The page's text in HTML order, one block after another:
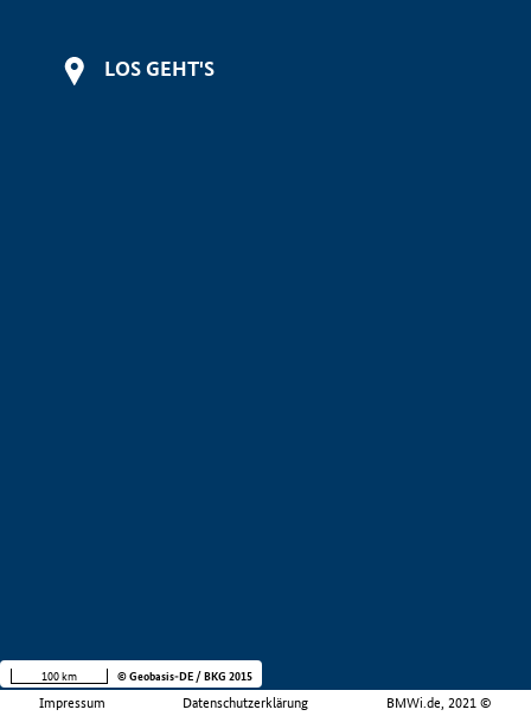
LOS GEHT'S
Impressum Datenschutzerklärung BMWi.de, 2021 ©
100 km © Geobasis-DE / BKG 2015